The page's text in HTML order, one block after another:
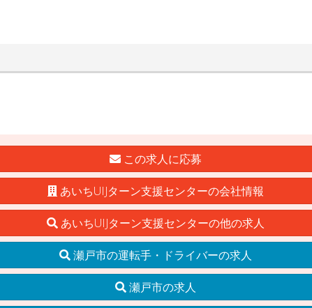
この求人に応募
あいちUIJターン支援センターの会社情報
あいちUIJターン支援センターの他の求人
瀬戸市の運転手・ドライバーの求人
瀬戸市の求人